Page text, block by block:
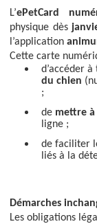
L’ePetCard
physique dès
l’application
Cette carte
d’accéder
du chien
;
de mettre
ligne ;
de faciliter
liés à la
Démarches
Les obligations